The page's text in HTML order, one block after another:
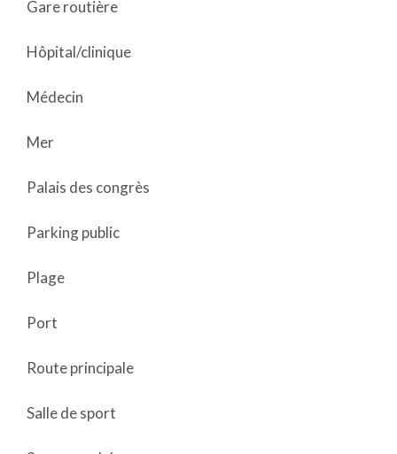
Gare routière
Hôpital/clinique
Médecin
Mer
Palais des congrès
Parking public
Plage
Port
Route principale
Salle de sport